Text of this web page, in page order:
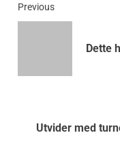
Previous
Dette
Utvider med